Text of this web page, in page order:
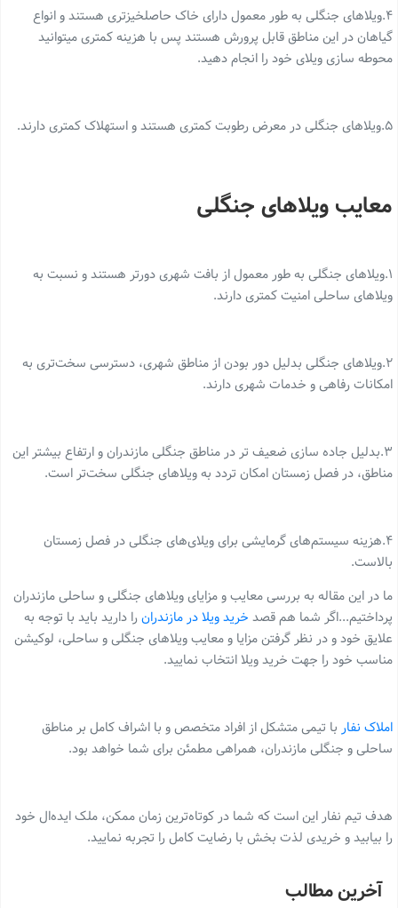
۴.ویلاهای جنگلی به طور معمول دارای خاک حاصلخیز‌تری هستند و انواع
گیاهان در این مناطق قابل پرورش هستند پس با هزینه کمتری میتوانید
محوطه سازی ویلای خود را انجام دهید.
۵.ویلاهای جنگلی در معرض رطوبت کمتری هستند و استهلاک کمتری دارند.
معایب ویلاهای جنگلی
۱.ویلاهای جنگلی به طور معمول از بافت شهری دورتر هستند و نسبت به
ویلاهای ساحلی امنیت کمتری دارند.
۲.ویلاهای جنگلی بدلیل دور بودن از مناطق شهری، دسترسی سخت‌تری به
امکانات رفاهی و خدمات شهری دارند.
۳.بدلیل جاده سازی ضعیف تر در مناطق جنگلی مازندران و ارتفاع بیشتر این
مناطق، در فصل زمستان امکان تردد به ویلاهای جنگلی سخت‌تر است.
۴.هزینه سیستم‌های گرمایشی برای ویلای‌های جنگلی در فصل زمستان
بالاست.
ما در این مقاله به بررسی معایب و مزایای ویلاهای جنگلی و ساحلی مازندران
پرداختیم...اگر شما هم قصد خرید ویلا در مازندران را دارید باید با توجه به
علایق خود و در نظر گرفتن مزایا و معایب ویلاهای جنگلی و ساحلی، لوکیشن
مناسب خود را جهت خرید ویلا انتخاب نمایید.
املاک نفار با تیمی متشکل از افراد متخصص و با اشراف کامل بر مناطق
ساحلی و جنگلی مازندران، همراهی مطمئن برای شما خواهد بود.
هدف تیم نفار این است که شما در کوتاه‌ترین زمان ممکن، ملک ایده‌ال خود
را بیابید و خریدی لذت بخش با رضایت کامل را تجربه نمایید‌.
آخرین مطالب